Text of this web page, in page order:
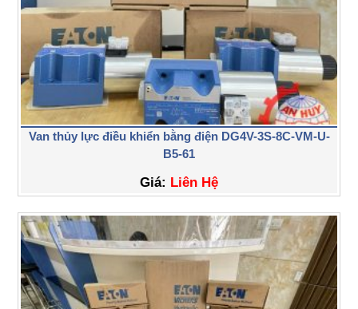
Van thủy lực điều khiển bằng điện DG4V-3S-8C-VM-U-
B5-61
Giá: Liên Hệ